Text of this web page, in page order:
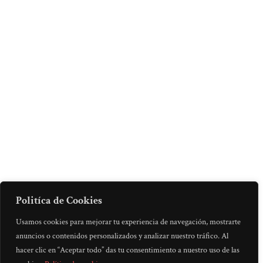
Politíca de Cookies
Usamos cookies para mejorar tu experiencia de navegación, mostrarte
anuncios o contenidos personalizados y analizar nuestro tráfico. Al
hacer clic en “Aceptar todo” das tu consentimiento a nuestro uso de las